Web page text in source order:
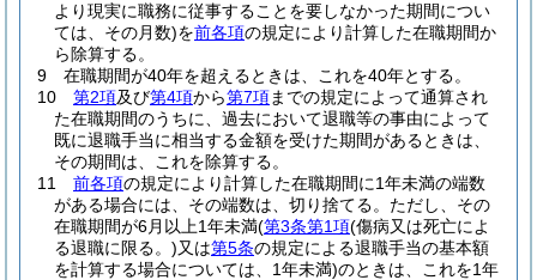
より現実に職務に従事することを要しなかった期間につい
ては、その月数)を前各項の規定により計算した在職期間か
ら除算する。
9
在職期間が40年を超えるときは、これを40年とする。
10
第2項及び第4項から第7項までの規定によって通算され
た在職期間のうちに、過去において退職等の事由によって
既に退職手当に相当する金額を受けた期間があるときは、
その期間は、これを除算する。
11
前各項の規定により計算した在職期間に1年未満の端数
がある場合には、その端数は、切り捨てる。 ただし、その
在職期間が6月以上1年未満(第3条第1項(傷病又は死亡によ
る退職に限る。)又は第5条の規定による退職手当の基本額
を計算する場合については、1年未満)のときは、これを1年